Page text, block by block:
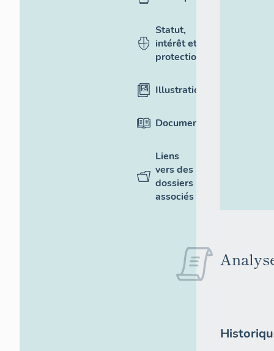
Statut,
intérêt et
protection
Illustrations
Documentation
Liens
vers des
dossiers
associés